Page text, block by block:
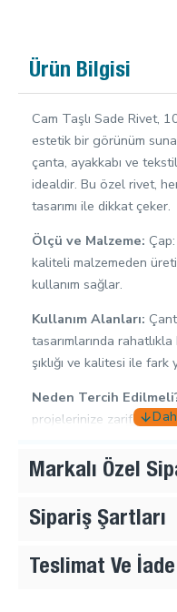
Ürün Bilgisi
Cam Taşlı Sade Rivet,
estetik bir görünüm
çanta, ayakkabı ve
idealdir. Bu özel rivet,
tasarımı ile dikkat çeker.
Ölçü ve Malzeme:
kaliteli malzemeden
kullanım sağlar.
Kullanım Alanları:
tasarımlarında
şıklığı ve kalitesi ile fark
Neden Tercih
projelerinize zarif bir
Dikkat Edilmesi
Kullanım öncesinde
Rivetler - Perçinler
Markalı Özel
Sipariş Şartları
Teslimat Ve İade